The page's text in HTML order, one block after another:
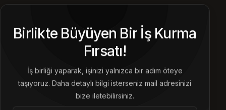
Birlikte Büyüyen Bir İş Kurma
Fırsatı!
İş birliği yaparak, işinizi yalnızca bir adım öteye
taşıyoruz. Daha detaylı bilgi isterseniz mail adresinizi
bize iletebilirsiniz.